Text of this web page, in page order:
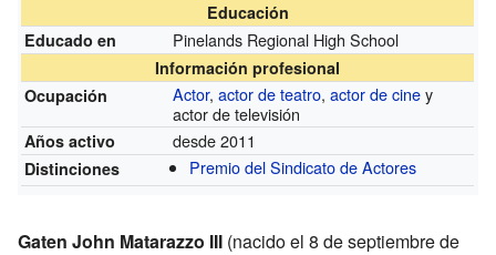
Educación
Educado en
Pinelands Regional High School
Información profesional
Ocupación
Actor,actor de teatro,actor de ciney
actor de televisión
Años activo desde 2011
Distinciones Premio del Sindicato de Actores
Gaten John Matarazzo III (nacido el 8 de septiembre de